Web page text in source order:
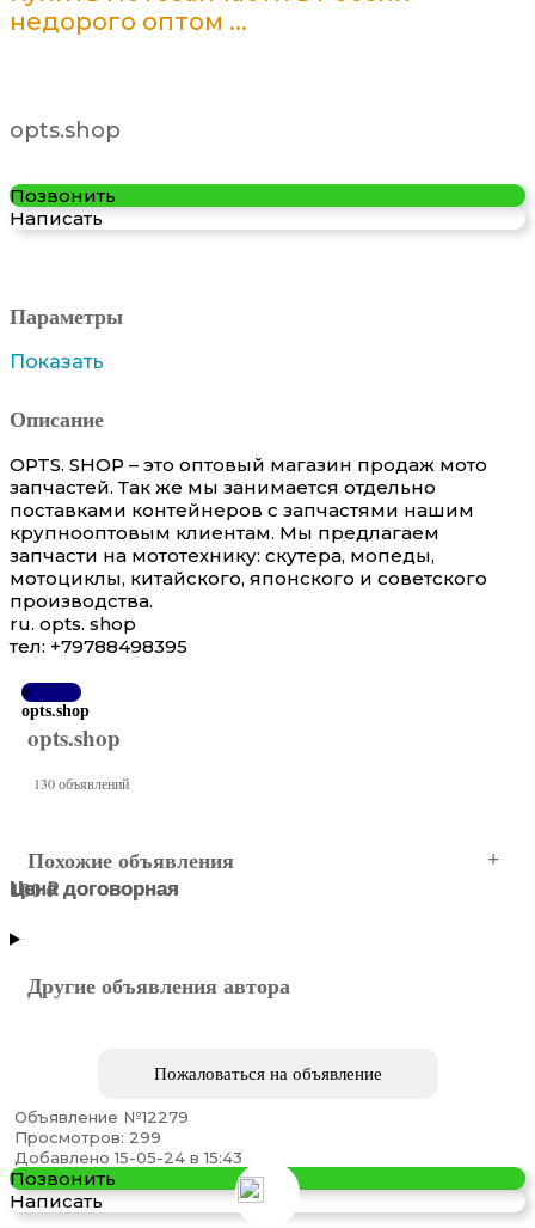
недорого оптом ...
opts.shop
Позвонить
Написать
Параметры
Показать
Описание
OPTS. SHOP – это оптовый магазин продаж мото
запчастей. Так же мы занимается отдельно
поставками контейнеров с запчастями нашим
крупнооптовым клиентам. Мы предлагаем
запчасти на мототехнику: скутера, мопеды,
мотоциклы, китайского, японского и советского
производства.
ru. opts. shop
тел: +79788498395
o
opts.shop
opts.shop
130 объявлений
Похожие объявления
Гидромотор OMSS 100 160 200 250 315 400
100 ₽
Цена договорная
Цена договорная
Другие объявления автора
Пожаловаться на объявление
Объявление №12279
Просмотров: 299
Добавлено 15-05-24 в 15:43
Позвонить
Написать